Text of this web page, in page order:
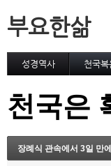
부요한삶
성경역사 천국복
천국은
장례식 관속에서 3일 만